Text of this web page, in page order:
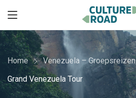
Home Venezuela – Groepsreizen
Grand Venezuela Tour